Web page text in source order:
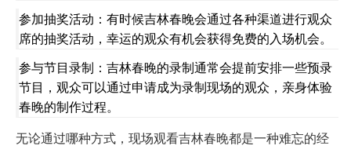
参加抽奖活动：有时候吉林春晚会通过各种渠道进行观众
席的抽奖活动，幸运的观众有机会获得免费的入场机会。
参与节目录制：吉林春晚的录制通常会提前安排一些预录
节目，观众可以通过申请成为录制现场的观众，亲身体验
春晚的制作过程。
无论通过哪种方式，现场观看吉林春晚都是一种难忘的经